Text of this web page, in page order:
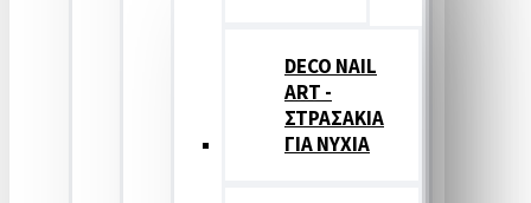
DECO NAIL
ART -
ΣΤΡΑΣΑΚΙΑ
ΓΙΑ ΝΥΧΙΑ